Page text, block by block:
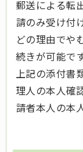
郵送による転
請のみ受け付
どの理由でや
続きが可能です
上記の添付書
理人の本人確
請者本人の本